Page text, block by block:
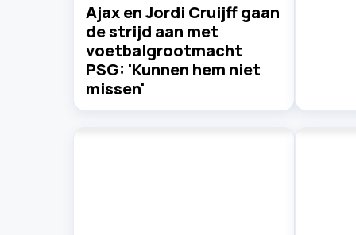
Ajax en Jordi Cruijff gaan
de strijd aan met
voetbalgrootmacht
PSG: 'Kunnen hem niet
missen'